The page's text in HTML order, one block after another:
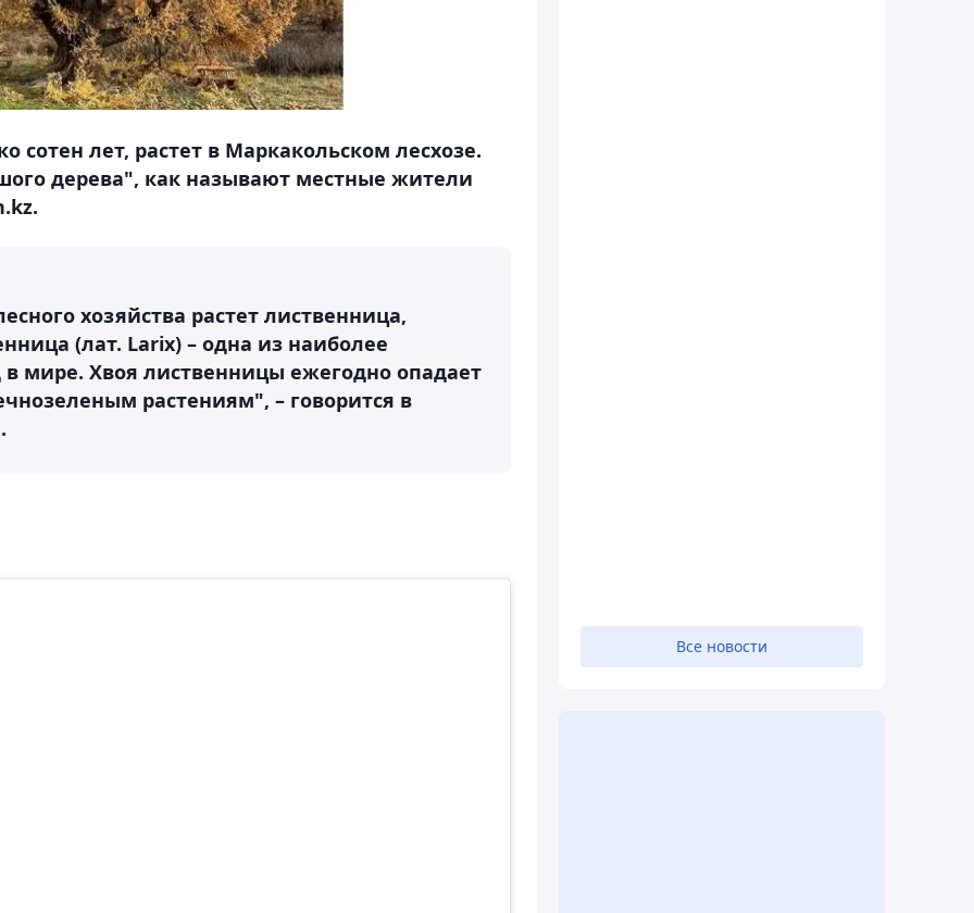
сотен лет, растет в Маркакольском лесхозе.
дерева", как называют местные жители
хозяйства растет лиственница,
(лат. Larix) – одна из наиболее
мире. Хвоя лиственницы ежегодно опадает
растениям", – говорится в
Все новости